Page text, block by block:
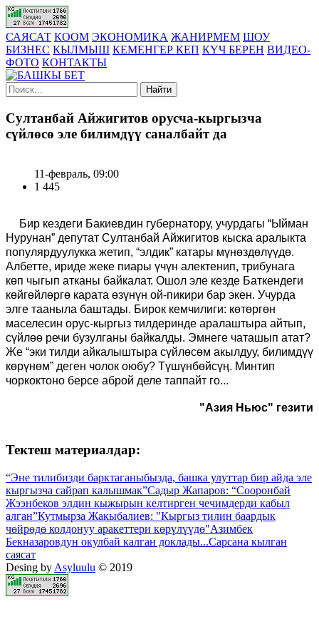
САЯСАТ КООМ ЭКОНОМИКА ЖАНИРМЕМ ШОУ
БИЗНЕС КЫЛМЫШ КЕМЕНГЕР КЕП КҮЧ БЕРЕН ВИДЕО-
ФОТО КОНТАКТЫ
Найти
Султанбай Айжигитов орусча-кыргызча
сүйлөсө эле билимдүү саналбайт да
11-февраль, 09:00
1 445
Бир кездеги Бакиевдин губернатору, учурдагы “Ыйман
Нурунан” депутат Султанбай Айжигитов кыска аралыкта
популярдуулукка жетип, “элдик” катары мүнөздөлүүдө.
Албетте, ириде жеке пиары үчүн алектенип, трибунага
көп чыгып атканы байкалат. Ошол эле кезде Баткендеги
көйгөйлөргө карата өзүнүн ой-пикири бар экен. Учурда
элге тааныла баштады. Бирок кемчилиги: көтөргөн
маселесин орус-кыргыз тилдеринде аралаштыра айтып,
сүйлөө речи бузулганы байкалды. Эмнеге чаташып атат?
Же “эки тилди айкалыштыра сүйлөсөм акылдуу, билимдүү
көрүнөм” деген чолок оюбу? Түшүнбөйсүң. Минтип
чоркоктоно берсе аброй деле таппайт го...
"Азия Ньюс" гезити
Тектеш материалдар:
“Эне тилибизди барктаганыбызда, башка улуттар бир айда эле
кыргызча сайрап калышмак”Садыр Жапаров: “Сооронбай
Жээнбеков элдин кыжырын келтирген чечимдерди кабыл
алган”Кутмырза Жакыбалиев: "Кыргыз тилин баардык
чөйрөдө колдонуу аракеттери көрүлүүдө"Азимбек
Бекназаровдун окулбай калган доклады...Сарсана кылган
саясат
Desing by Asyluulu © 2019